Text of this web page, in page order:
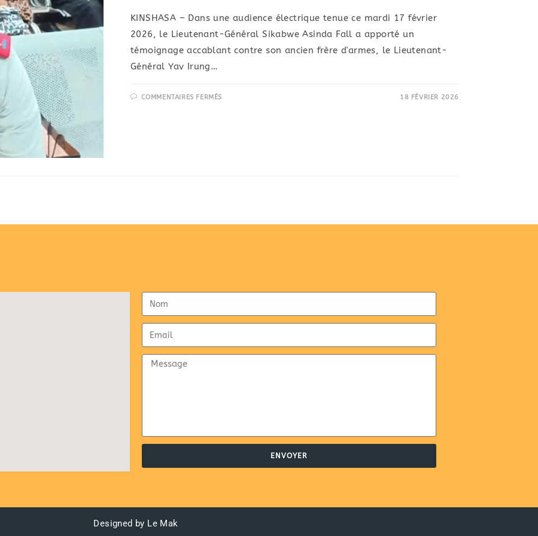
KINSHASA – ​Dans une audience électrique tenue ce mardi 17 février
2026, le Lieutenant-Général Sikabwe Asinda Fall a apporté un
témoignage accablant contre son ancien frère d'armes, le Lieutenant-
Général Yav Irung…
COMMENTAIRES FERMÉS 18 FÉVRIER 2026
ENVOYER
Designed by Le Mak